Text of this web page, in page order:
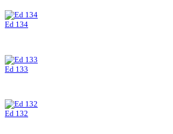
Ed 134
Ed 133
Ed 132